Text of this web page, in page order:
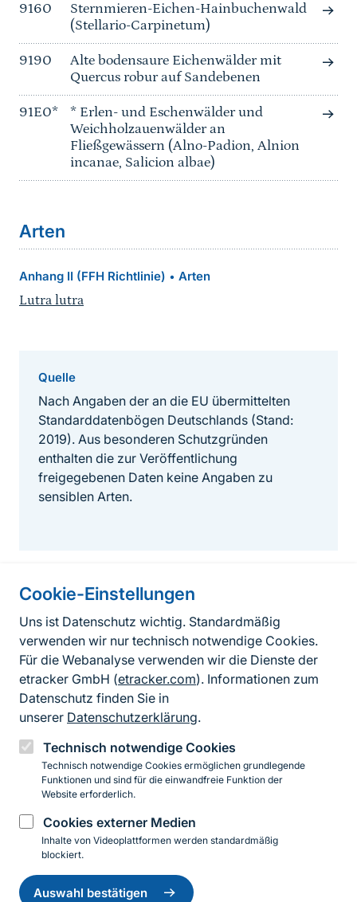
Cookie-Einstellungen
Uns ist Datenschutz wichtig. Standardmäßig
verwenden wir nur technisch notwendige Cookies.
Für die Webanalyse verwenden wir die Dienste der
etracker GmbH (etracker.com). Informationen zum
Datenschutz finden Sie in
unserer Datenschutzerklärung.
Technisch notwendige Cookies
Technisch notwendige Cookies ermöglichen grundlegende
Funktionen und sind für die einwandfreie Funktion der
Website erforderlich.
Cookies externer Medien
Inhalte von Videoplattformen werden standardmäßig
blockiert.
Auswahl bestätigen
Einwilligung
zurückziehen
9160
Sternmieren-Eichen-Hainbuchenwald
(Stellario-Carpinetum)
9190
Alte bodensaure Eichenwälder mit
Quercus robur auf Sandebenen
91E0*
* Erlen- und Eschenwälder und
Weichholzauenwälder an
Fließgewässern (Alno-Padion, Alnion
incanae, Salicion albae)
Arten
Anhang II (FFH Richtlinie) • Arten
Lutra lutra
Quelle
Nach Angaben der an die EU übermittelten
Standarddatenbögen Deutschlands (Stand:
2019). Aus besonderen Schutzgründen
enthalten die zur Veröffentlichung
freigegebenen Daten keine Angaben zu
sensiblen Arten.
Informationen zur Seite
FußzeileKontakt zum BfN
Kontaktformular
Erklärung zur Barrierefreiheit
Impressum
Datenschutz
InstagramFacebookYouTubeLinkedIn
© 2026 Bundesamt für Naturschutz